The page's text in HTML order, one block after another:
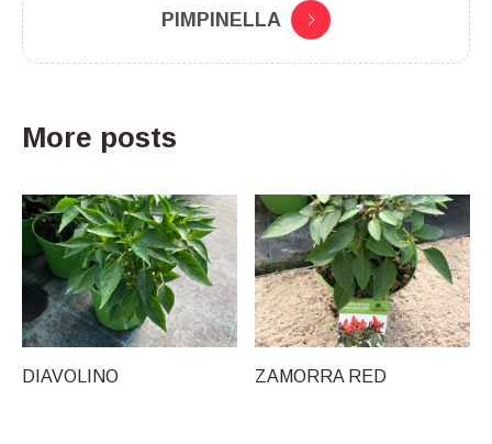
PIMPINELLA
More posts
DIAVOLINO ZAMORRA RED